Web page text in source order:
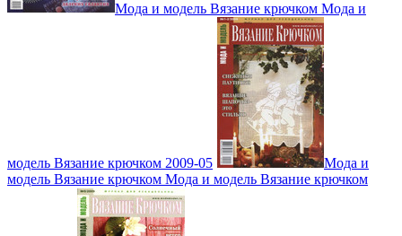
Мода и модель Вязание крючком Мода и
модель Вязание крючком 2009-05
Мода и
модель Вязание крючком Мода и модель Вязание крючком